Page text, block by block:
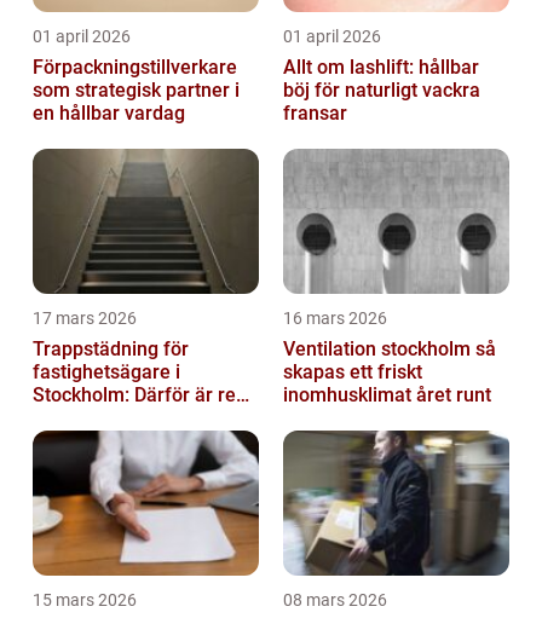
01 april 2026
Förpackningstillverkare
som strategisk partner i
en hållbar vardag
01 april 2026
Allt om lashlift: hållbar
böj för naturligt vackra
fransar
17 mars 2026
Trappstädning för
fastighetsägare i
Stockholm: Därför är rena
investering
16 mars 2026
Ventilation stockholm så
skapas ett friskt
inomhusklimat året runt
15 mars 2026 08 mars 2026